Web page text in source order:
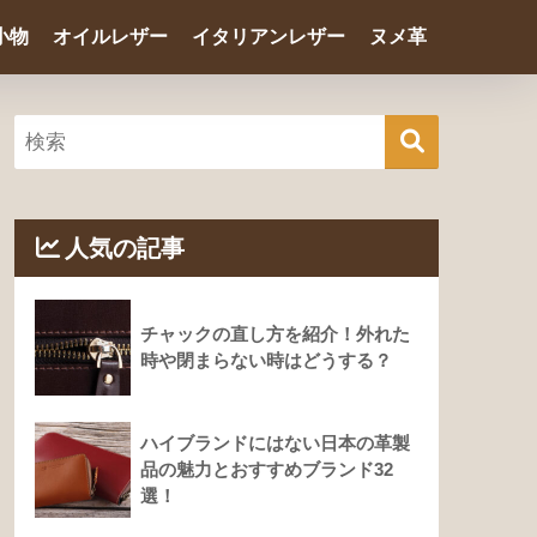
物 オイルレザー イタリアンレザー ヌメ革
人気の記事
チャックの直し方を紹介！外れた
時や閉まらない時はどうする？
ハイブランドにはない日本の革製
品の魅力とおすすめブランド32
選！